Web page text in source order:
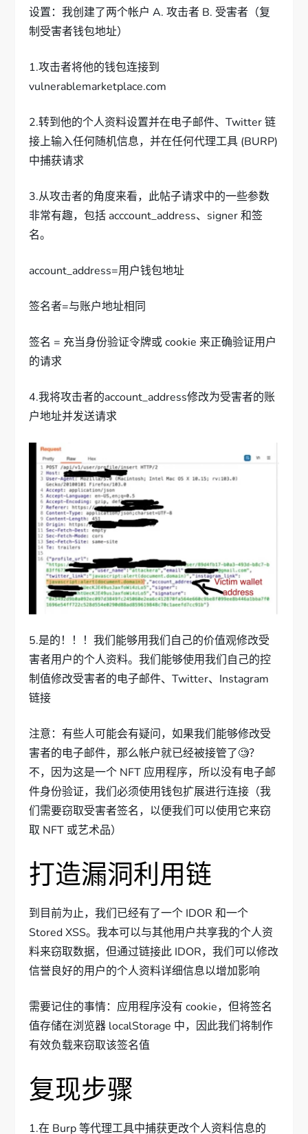
设置：我创建了两个帐户 A. 攻击者 B. 受害者（复
制受害者钱包地址）
1.攻击者将他的钱包连接到
vulnerablemarketplace.com
2.转到他的个人资料设置并在电子邮件、Twitter 链
接上输入任何随机信息，并在任何代理工具 (BURP)
中捕获请求
3.从攻击者的角度来看，此帖子请求中的一些参数
非常有趣，包括 acccount_address、signer 和签
名。
account_address=用户钱包地址
签名者=与账户地址相同
签名 = 充当身份验证令牌或 cookie 来正确验证用户
的请求
4.我将攻击者的account_address修改为受害者的账
户地址并发送请求
5.是的！！！我们能够用我们自己的价值观修改受
害者用户的个人资料。我们能够使用我们自己的控
制值修改受害者的电子邮件、Twitter、Instagram
链接
注意：有些人可能会有疑问，如果我们能够修改受
害者的电子邮件，那么帐户就已经被接管了🧐？
不，因为这是一个 NFT 应用程序，所以没有电子邮
件身份验证，我们必须使用钱包扩展进行连接（我
们需要窃取受害者签名，以便我们可以使用它来窃
取 NFT 或艺术品）
打造漏洞利用链
到目前为止，我们已经有了一个 IDOR 和一个
Stored XSS。我本可以与其他用户共享我的个人资
料来窃取数据，但通过链接此 IDOR，我们可以修改
信誉良好的用户的个人资料详细信息以增加影响
需要记住的事情：应用程序没有 cookie，但将签名
值存储在浏览器 localStorage 中，因此我们将制作
有效负载来窃取该签名值
复现步骤
1.在 Burp 等代理工具中捕获更改个人资料信息的